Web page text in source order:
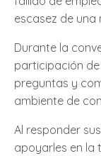
escasez de
Durante la
participación
preguntas y
ambiente de
Al responder
apoyarles en la